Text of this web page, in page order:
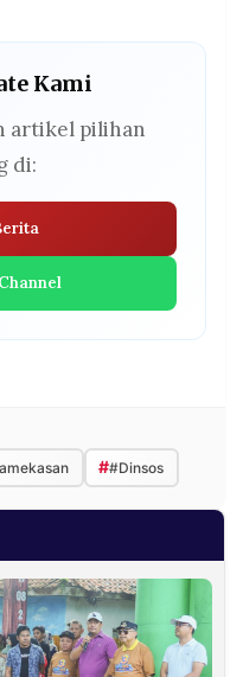
Kami
artikel pilihan
di:
##Dinsos